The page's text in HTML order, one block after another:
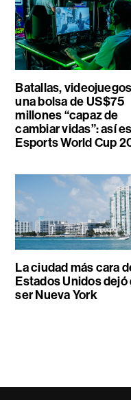
Batallas,
una bolsa de US$75
millones “capaz de
cambiar vidas”: así
Esports World Cup
La ciudad más cara
Estados Unidos dejó
ser Nueva York